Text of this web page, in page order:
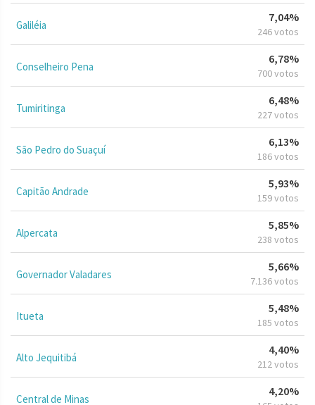
Galiléia
7,04%
246 votos
Conselheiro Pena
6,78%
700 votos
Tumiritinga
6,48%
227 votos
São Pedro do Suaçuí
6,13%
186 votos
Capitão Andrade
5,93%
159 votos
Alpercata
5,85%
238 votos
Governador Valadares
5,66%
7.136 votos
Itueta
5,48%
185 votos
Alto Jequitibá
4,40%
212 votos
Central de Minas
4,20%